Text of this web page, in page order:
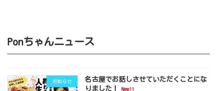
Ponちゃんニュース
お知らせ
名古屋でお話しさせていただくことにな
りました！
New!!